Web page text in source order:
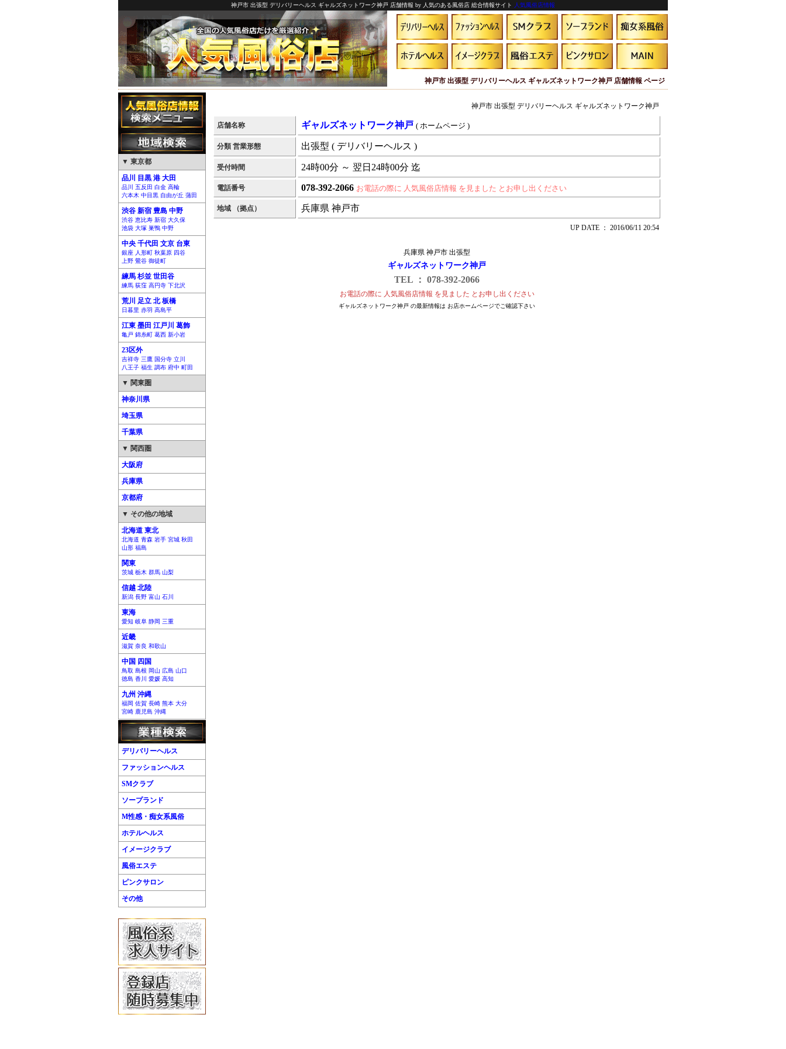
神戸市 出張型 デリバリーヘルス ギャルズネットワーク神戸 店舗情報 by 人気のある風俗店 総合情報サイト 人気風俗店情報
神戸市 出張型 デリバリーヘルス ギャルズネットワーク神戸 店舗情報 ページ
▼ 東京都
品川 目黒 港 大田
品川 五反田 白金 高輪
六本木 中目黒 自由が丘 蒲田
渋谷 新宿 豊島 中野
渋谷 恵比寿 新宿 大久保
池袋 大塚 巣鴨 中野
中央 千代田 文京 台東
銀座 人形町 秋葉原 四谷
上野 鶯谷 御徒町
練馬 杉並 世田谷
練馬 荻窪 高円寺 下北沢
荒川 足立 北 板橋
日暮里 赤羽 高島平
江東 墨田 江戸川 葛飾
亀戸 錦糸町 葛西 新小岩
23区外
吉祥寺 三鷹 国分寺 立川
八王子 福生 調布 府中 町田
▼ 関東圏
神奈川県
埼玉県
千葉県
▼ 関西圏
大阪府
兵庫県
京都府
▼ その他の地域
北海道 東北
北海道 青森 岩手 宮城 秋田
山形 福島
関東
茨城 栃木 群馬 山梨
信越 北陸
新潟 長野 富山 石川
東海
愛知 岐阜 静岡 三重
近畿
滋賀 奈良 和歌山
中国 四国
鳥取 島根 岡山 広島 山口
徳島 香川 愛媛 高知
九州 沖縄
福岡 佐賀 長崎 熊本 大分
宮崎 鹿児島 沖縄
デリバリーヘルス
ファッションヘルス
SMクラブ
ソープランド
M性感・痴女系風俗
ホテルヘルス
イメージクラブ
風俗エステ
ピンクサロン
その他
神戸市 出張型 デリバリーヘルス ギャルズネットワーク神戸
店舗名称 ギャルズネットワーク神戸 ( ホームページ )
分類 営業形態 出張型 ( デリバリーヘルス )
受付時間 24時00分 ～ 翌日24時00分 迄
電話番号 078-392-2066 お電話の際に 人気風俗店情報 を見ました とお申し出ください
地域 （拠点） 兵庫県 神戸市
UP DATE ： 2016/06/11 20:54
兵庫県 神戸市 出張型
ギャルズネットワーク神戸
TEL ： 078-392-2066
お電話の際に 人気風俗店情報 を見ました とお申し出ください
ギャルズネットワーク神戸 の最新情報は お店ホームページでご確認下さい